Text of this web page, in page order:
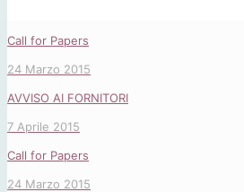
Call for Papers
24 Marzo 2015
AVVISO AI FORNITORI
7 Aprile 2015
Call for Papers
24 Marzo 2015